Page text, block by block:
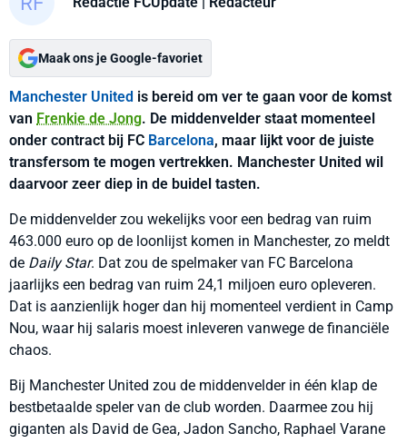
Maak ons je Google-favoriet
Manchester United is bereid om ver te gaan voor de komst
van Frenkie de Jong. De middenvelder staat momenteel
onder contract bij FC Barcelona, maar lijkt voor de juiste
transfersom te mogen vertrekken. Manchester United wil
daarvoor zeer diep in de buidel tasten.
De middenvelder zou wekelijks voor een bedrag van ruim
463.000 euro op de loonlijst komen in Manchester, zo meldt
de Daily Star. Dat zou de spelmaker van FC Barcelona
jaarlijks een bedrag van ruim 24,1 miljoen euro opleveren.
Dat is aanzienlijk hoger dan hij momenteel verdient in Camp
Nou, waar hij salaris moest inleveren vanwege de financiële
chaos.
Bij Manchester United zou de middenvelder in één klap de
bestbetaalde speler van de club worden. Daarmee zou hij
giganten als David de Gea, Jadon Sancho, Raphael Varane